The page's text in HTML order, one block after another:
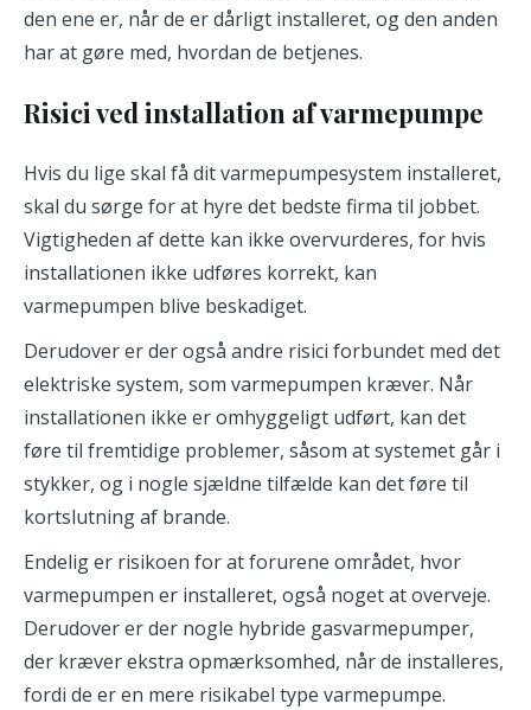
den ene er, når de er dårligt installeret, og den anden
har at gøre med, hvordan de betjenes.
Risici ved installation af varmepumpe
Hvis du lige skal få dit varmepumpesystem installeret,
skal du sørge for at hyre det bedste firma til jobbet.
Vigtigheden af ​​dette kan ikke overvurderes, for hvis
installationen ikke udføres korrekt, kan
varmepumpen blive beskadiget.
Derudover er der også andre risici forbundet med det
elektriske system, som varmepumpen kræver. Når
installationen ikke er omhyggeligt udført, kan det
føre til fremtidige problemer, såsom at systemet går i
stykker, og i nogle sjældne tilfælde kan det føre til
kortslutning af brande.
Endelig er risikoen for at forurene området, hvor
varmepumpen er installeret, også noget at overveje.
Derudover er der nogle hybride gasvarmepumper,
der kræver ekstra opmærksomhed, når de installeres,
fordi de er en mere risikabel type varmepumpe.